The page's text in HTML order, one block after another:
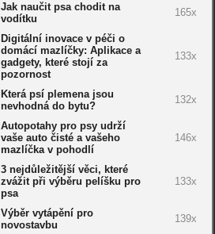
Jak naučit psa chodit na
vodítku
165x
Digitální inovace v péči o
domácí mazlíčky: Aplikace a
gadgety, které stojí za
pozornost
133x
Která psí plemena jsou
nevhodná do bytu?
132x
Autopotahy pro psy udrží
vaše auto čisté a vašeho
mazlíčka v pohodlí
146x
3 nejdůležitější věci, které
zvážit při výběru pelíšku pro
psa
133x
Výběr vytápění pro
novostavbu
139x